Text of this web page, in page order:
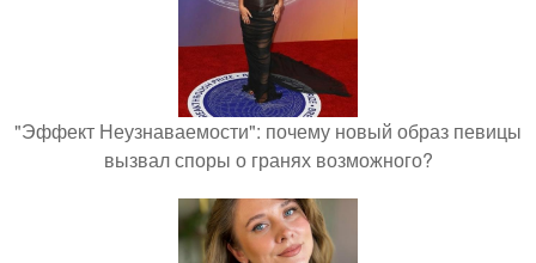
"Эффект Неузнаваемости": почему новый образ певицы
вызвал споры о гранях возможного?